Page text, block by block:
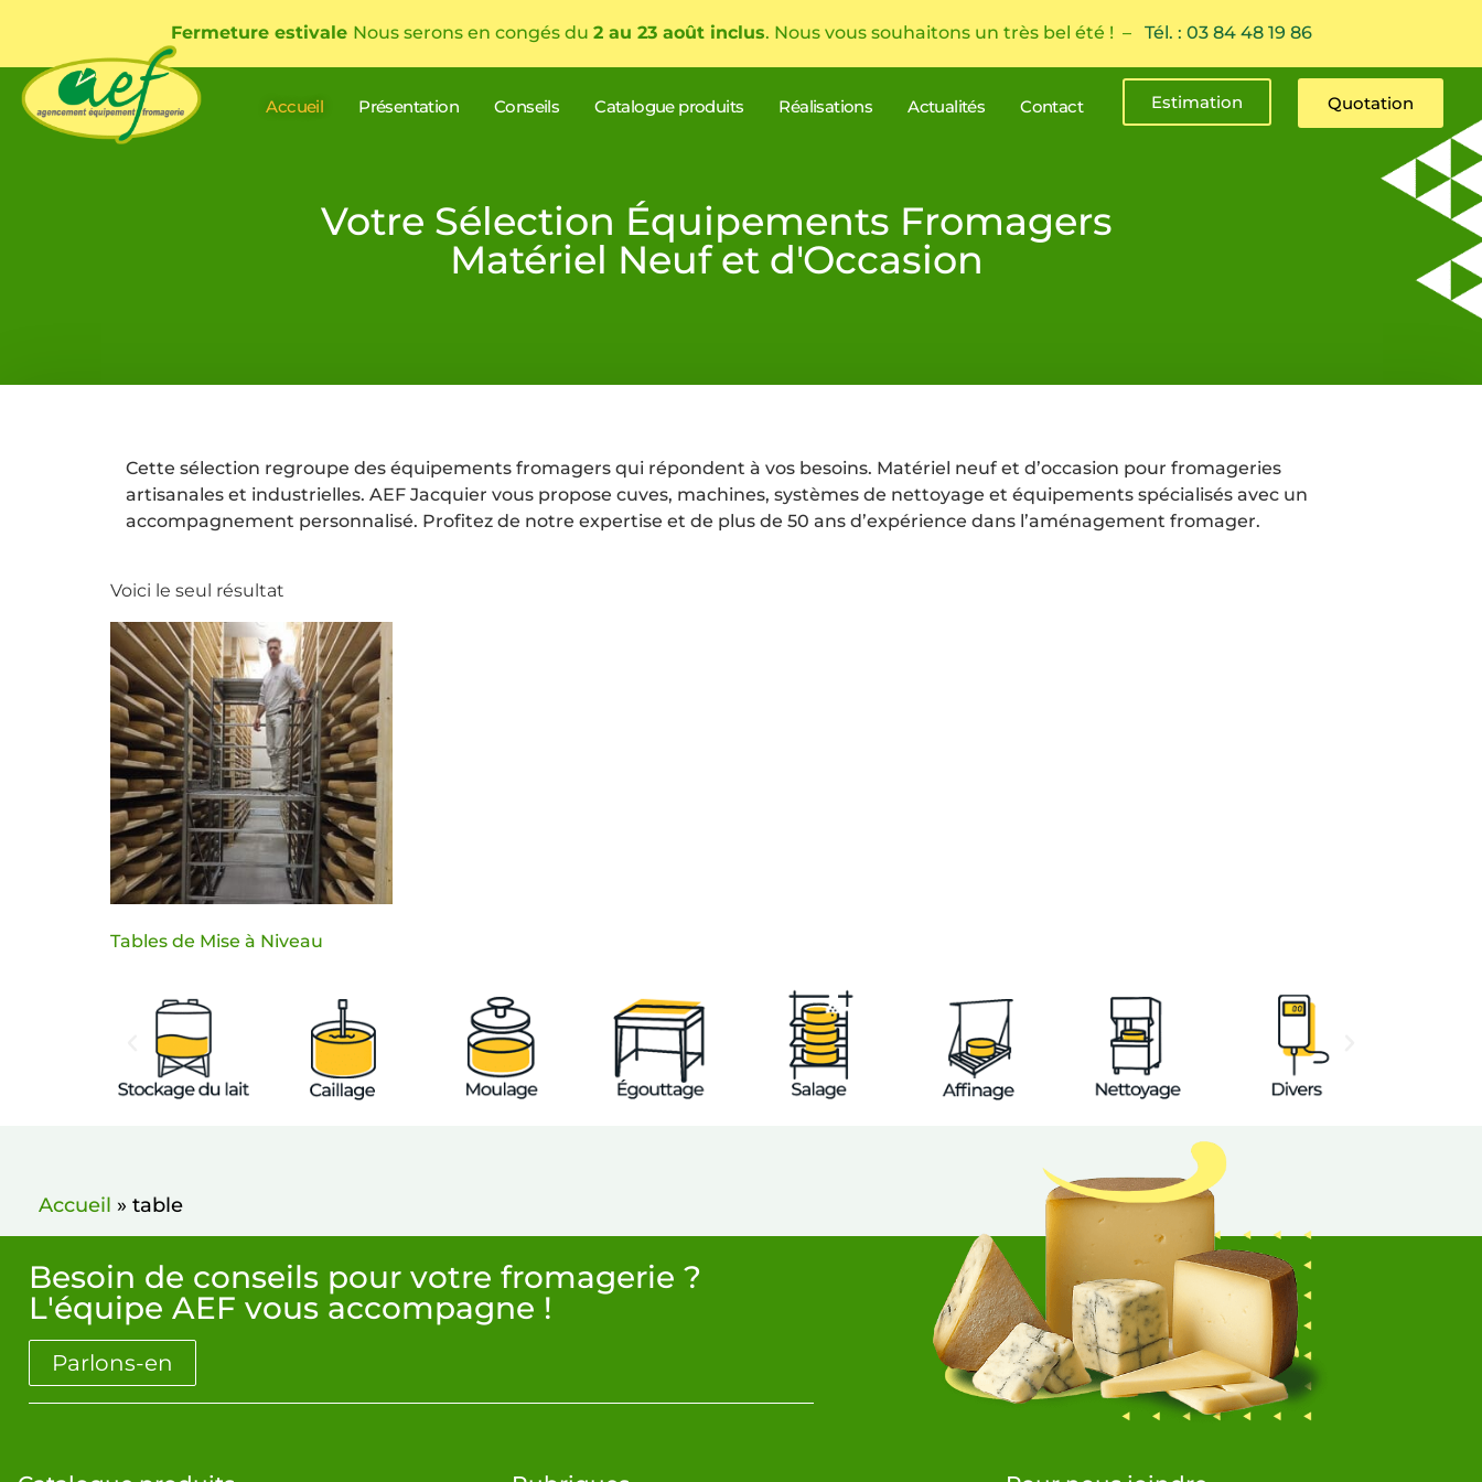
Fermeture estivale Nous serons en congés du 2 au 23 août inclus. Nous vous souhaitons un très bel été ! – Tél. : 03 84 48 19 86
Accueil Présentation Conseils Catalogue produits Réalisations Actualités Contact Estimation Quotation
Votre Sélection Équipements Fromagers
Matériel Neuf et d'Occasion
Cette sélection regroupe des équipements fromagers qui répondent à vos besoins. Matériel neuf et d’occasion pour fromageries
artisanales et industrielles. AEF Jacquier vous propose cuves, machines, systèmes de nettoyage et équipements spécialisés avec un
accompagnement personnalisé. Profitez de notre expertise et de plus de 50 ans d’expérience dans l’aménagement fromager.
Voici le seul résultat
Tables de Mise à Niveau
Accueil » table
Besoin de conseils pour votre fromagerie ?
L'équipe AEF vous accompagne !
Parlons-en